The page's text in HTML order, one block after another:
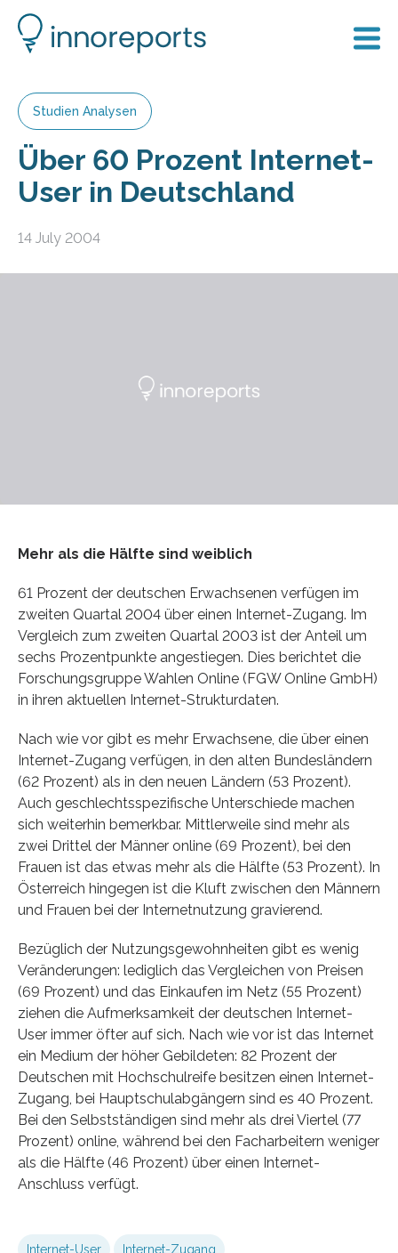
Studien Analysen
Über 60 Prozent Internet-
User in Deutschland
14 July 2004
Mehr als die Hälfte sind weiblich
61 Prozent der deutschen Erwachsenen verfügen im
zweiten Quartal 2004 über einen Internet-Zugang. Im
Vergleich zum zweiten Quartal 2003 ist der Anteil um
sechs Prozentpunkte angestiegen. Dies berichtet die
Forschungsgruppe Wahlen Online (FGW Online GmbH)
in ihren aktuellen Internet-Strukturdaten.
Nach wie vor gibt es mehr Erwachsene, die über einen
Internet-Zugang verfügen, in den alten Bundesländern
(62 Prozent) als in den neuen Ländern (53 Prozent).
Auch geschlechtsspezifische Unterschiede machen
sich weiterhin bemerkbar. Mittlerweile sind mehr als
zwei Drittel der Männer online (69 Prozent), bei den
Frauen ist das etwas mehr als die Hälfte (53 Prozent). In
Österreich hingegen ist die Kluft zwischen den Männern
und Frauen bei der Internetnutzung gravierend.
Bezüglich der Nutzungsgewohnheiten gibt es wenig
Veränderungen: lediglich das Vergleichen von Preisen
(69 Prozent) und das Einkaufen im Netz (55 Prozent)
ziehen die Aufmerksamkeit der deutschen Internet-
User immer öfter auf sich. Nach wie vor ist das Internet
ein Medium der höher Gebildeten: 82 Prozent der
Deutschen mit Hochschulreife besitzen einen Internet-
Zugang, bei Hauptschulabgängern sind es 40 Prozent.
Bei den Selbstständigen sind mehr als drei Viertel (77
Prozent) online, während bei den Facharbeitern weniger
als die Hälfte (46 Prozent) über einen Internet-
Anschluss verfügt.
Internet-User Internet-Zugang